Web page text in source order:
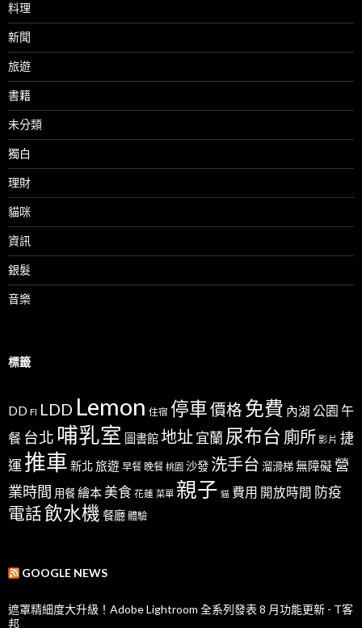
料理
新聞
旅遊
書籍
未分類
獨白
理財
貓咪
資訊
銀髮
音樂
標籤
DD FI LDD Lemon 住宿 停車價格 免費 內湖 公園 午
餐 台北 哺乳室 圖書館地址宜蘭尿布台 廁所 影片 捷
運推車 新北旅遊 早餐 晚餐 桃園 沙發 洗手台 溜滑梯無障礙 營
業時間 用餐繪本 美食 花蓮 菜單 親子 貓 費用 開放時間 防疫
電話飲水機 餐廳 體驗
GOOGLE NEWS
遮罩精細度大升級！Adobe Lightroom 全系列發表 8 月功能更新 - T客
邦